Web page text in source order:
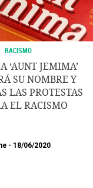
RACISMO
‘AUNT JEMIMA’
SU NOMBRE Y
LAS PROTESTAS
EL RACISMO
18/06/2020